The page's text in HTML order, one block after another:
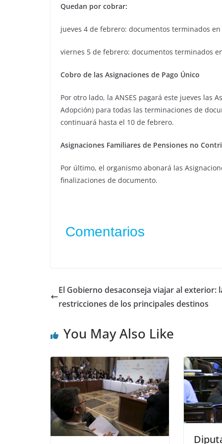
Quedan por cobrar:
jueves 4 de febrero: documentos terminados en
viernes 5 de febrero: documentos terminados
Cobro de las Asignaciones de Pago Único
Por otro lado, la ANSES pagará este jueves las
Adopción) para todas las terminaciones de
continuará hasta el 10 de febrero.
Asignaciones Familiares de Pensiones no
Por último, el organismo abonará las
finalizaciones de documento.
Comentarios
El Gobierno desaconseja viajar al exterior:
restricciones de los principales destinos
You May Also Like